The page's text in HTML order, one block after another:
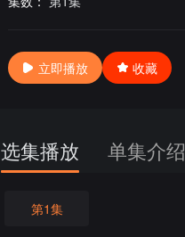
立即播放 收藏
选集播放 单集介绍
第1集